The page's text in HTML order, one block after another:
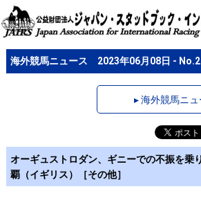
海外競馬ニュース 2023年06月08日 -
▸ 海外競馬ニ
オーギュストロダン、ギニーでの不振を乗
覇（イギリス）［その他］